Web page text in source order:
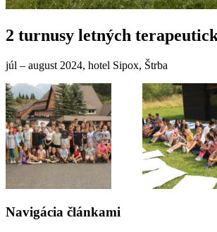
2 turnusy letných
júl – august 2024, hotel Sipox, Štrba
Navigácia článkami